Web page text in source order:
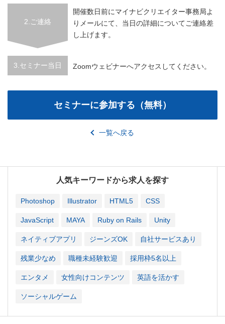
2.ご連絡
開催数日前にマイナビクリエイター事務局よ
りメールにて、当日の詳細についてご連絡差
し上げます。
3.セミナー当日 Zoomウェビナーへアクセスしてください。
一覧へ戻る
人気キーワードから求人を探す
Photoshop Illustrator HTML5 CSS
JavaScript MAYA Ruby on Rails Unity
ネイティブアプリ ジーンズOK 自社サービスあり
残業少なめ 職種未経験歓迎 採用枠5名以上
エンタメ 女性向けコンテンツ 英語を活かす
ソーシャルゲーム